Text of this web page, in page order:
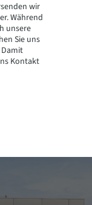
wir
Während
unsere
Sie uns
Kontakt